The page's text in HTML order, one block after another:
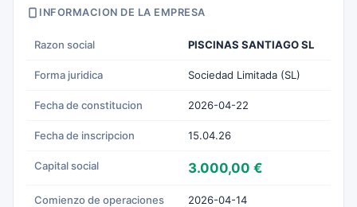
INFORMACION DE LA EMPRESA
Razon social PISCINAS SANTIAGO SL
Forma juridica Sociedad Limitada (SL)
Fecha de constitucion 2026-04-22
Fecha de inscripcion 15.04.26
Capital social 3.000,00 €
Comienzo de operaciones 2026-04-14